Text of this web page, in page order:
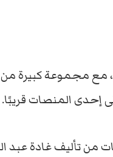
مع مجموعة كبيرة
إحدى المنصات قريبًا.
غادة عبد